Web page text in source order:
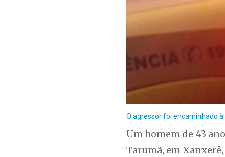
O agressor foi encaminhado à
Um homem de 43
Tarumã, em